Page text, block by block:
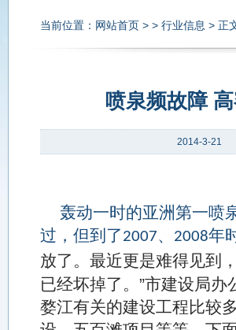
当前位置： 网站首页 > > 行业信息 > 正
喷泉频故障
2014-3-21
轰动一时的亚洲第一喷
过，但到了 2007、 2008年
放了。最近更是难得见到
已经坏掉了。 ”市建设局办
婺江有关的建设工程比较